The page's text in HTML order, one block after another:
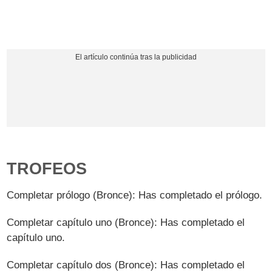
TROFEOS
Completar prólogo (Bronce): Has completado el prólogo.
Completar capítulo uno (Bronce): Has completado el
capítulo uno.
Completar capítulo dos (Bronce): Has completado el